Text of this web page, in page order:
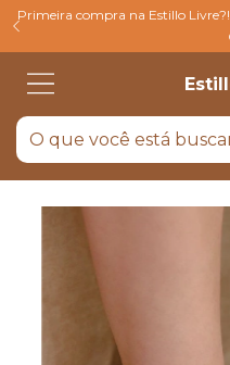
Primeira compra na Estillo